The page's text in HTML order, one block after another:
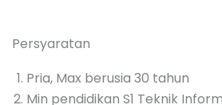
Persyaratan
Pria, Max berusia 30 tahun
Min pendidikan S1 Teknik